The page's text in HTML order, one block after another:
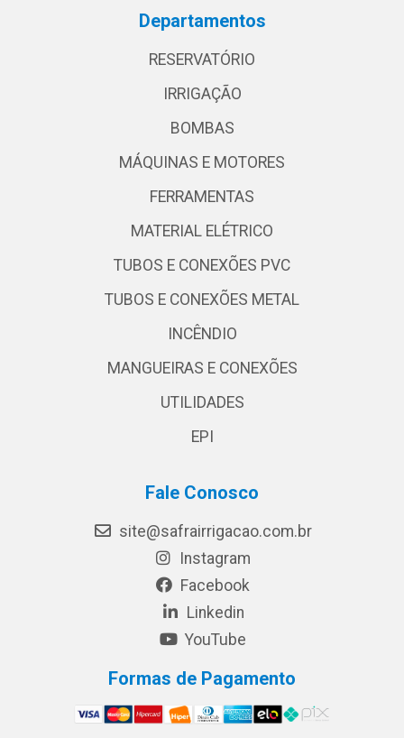
Departamentos
RESERVATÓRIO
IRRIGAÇÃO
BOMBAS
MÁQUINAS E MOTORES
FERRAMENTAS
MATERIAL ELÉTRICO
TUBOS E CONEXÕES PVC
TUBOS E CONEXÕES METAL
INCÊNDIO
MANGUEIRAS E CONEXÕES
UTILIDADES
EPI
Fale Conosco
site@safrairrigacao.com.br
Instagram
Facebook
Linkedin
YouTube
Formas de Pagamento